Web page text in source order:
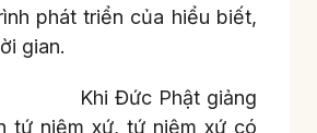
phát triển của hiểu biết,
gian.
Đức Phật giảng
tứ niệm xứ, tứ niệm xứ có